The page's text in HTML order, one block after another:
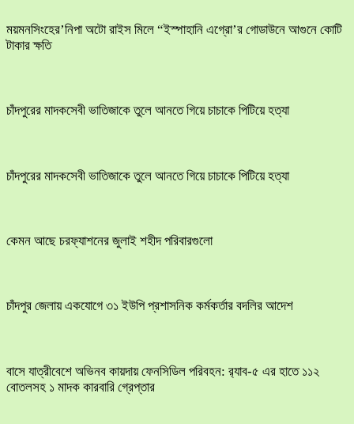
ময়মনসিংহের’নিপা অটো রাইস মিলে “ইস্পাহানি এগ্রো’র গোডাউনে আগুনে কোটি
টাকার ক্ষতি
চাঁদপুরের মাদকসেবী ভাতিজাকে তুলে আনতে গিয়ে চাচাকে পিটিয়ে হত্যা
চাঁদপুরের মাদকসেবী ভাতিজাকে তুলে আনতে গিয়ে চাচাকে পিটিয়ে হত্যা
কেমন আছে চরফ্যাশনের জুলাই শহীদ পরিবারগুলো
চাঁদপুর জেলায় একযোগে ৩১ ইউপি প্রশাসনিক কর্মকর্তার বদলির আদেশ
বাসে যাত্রীবেশে অভিনব কায়দায় ফেনসিডিল পরিবহন: র‍্যাব-৫ এর হাতে ১১২
বোতলসহ ১ মাদক কারবারি গ্রেপ্তার